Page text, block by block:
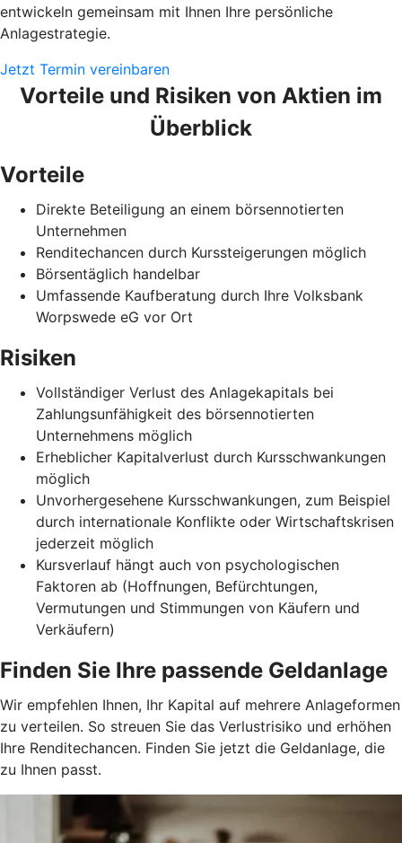
entwickeln gemeinsam mit Ihnen Ihre persönliche
Anlagestrategie.
Jetzt Termin vereinbaren
Vorteile und Risiken von Aktien im
Überblick
Vorteile
Direkte Beteiligung an einem börsennotierten
Unternehmen
Renditechancen durch Kurssteigerungen möglich
Börsentäglich handelbar
Umfassende Kaufberatung durch Ihre Volksbank
Worpswede eG vor Ort
Risiken
Vollständiger Verlust des Anlagekapitals bei
Zahlungsunfähigkeit des börsennotierten
Unternehmens möglich
Erheblicher Kapitalverlust durch Kursschwankungen
möglich
Unvorhergesehene Kursschwankungen, zum Beispiel
durch internationale Konflikte oder Wirtschaftskrisen
jederzeit möglich
Kursverlauf hängt auch von psychologischen
Faktoren ab (Hoffnungen, Befürchtungen,
Vermutungen und Stimmungen von Käufern und
Verkäufern)
Finden Sie Ihre passende Geldanlage
Wir empfehlen Ihnen, Ihr Kapital auf mehrere Anlageformen
zu verteilen. So streuen Sie das Verlustrisiko und erhöhen
Ihre Renditechancen. Finden Sie jetzt die Geldanlage, die
zu Ihnen passt.